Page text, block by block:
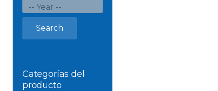
Search
Categorías del
producto